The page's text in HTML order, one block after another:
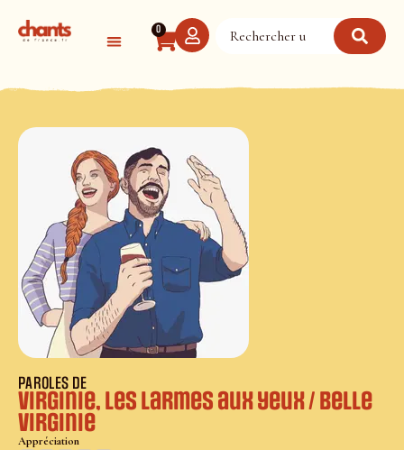
0
PAROLES DE
Virginie, les larmes aux yeux / Belle
Virginie
Appréciation